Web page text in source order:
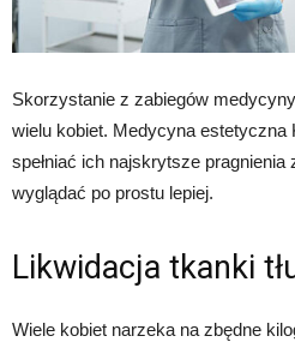
Skorzystanie z zabiegów
wielu kobiet. Medycyna estetyczna
spełniać ich najskrytsze
wyglądać po prostu lepiej.
Likwidacja tkanki
Wiele kobiet narzeka na zbędne